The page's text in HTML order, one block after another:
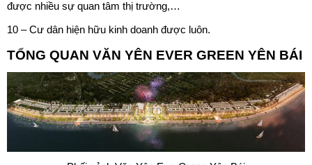
được nhiều sự quan tâm thị trường,…
10 – Cư dân hiện hữu kinh doanh được luôn.
TỔNG QUAN VĂN YÊN EVER GREEN YÊN BÁI